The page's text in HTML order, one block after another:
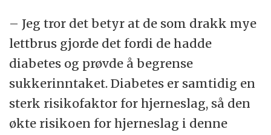
– Jeg tror det betyr at de som drakk mye
lettbrus gjorde det fordi de hadde
diabetes og prøvde å begrense
sukkerinntaket. Diabetes er samtidig en
sterk risikofaktor for hjerneslag, så den
økte risikoen for hjerneslag i denne